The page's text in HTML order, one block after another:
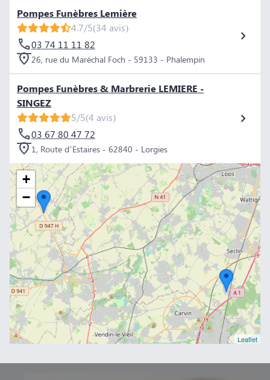
Pompes Funèbres Lemière
4.7/5(34 avis)
03 74 11 11 82
26, rue du Maréchal Foch - 59133 - Phalempin
Pompes Funèbres & Marbrerie LEMIERE -
SINGEZ
5/5(4 avis)
03 67 80 47 72
1, Route d’Estaires - 62840 - Lorgies
+
−
Leaflet